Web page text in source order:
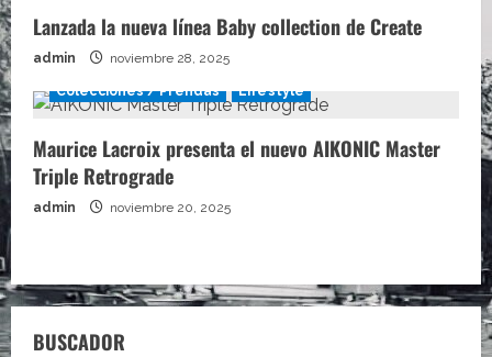
Lanzada la nueva línea Baby collection de Create
admin noviembre 28, 2025
Colecciones / Prendas Lifestyle
Maurice Lacroix presenta el nuevo AIKONIC Master
Triple Retrograde
admin noviembre 20, 2025
BUSCADOR